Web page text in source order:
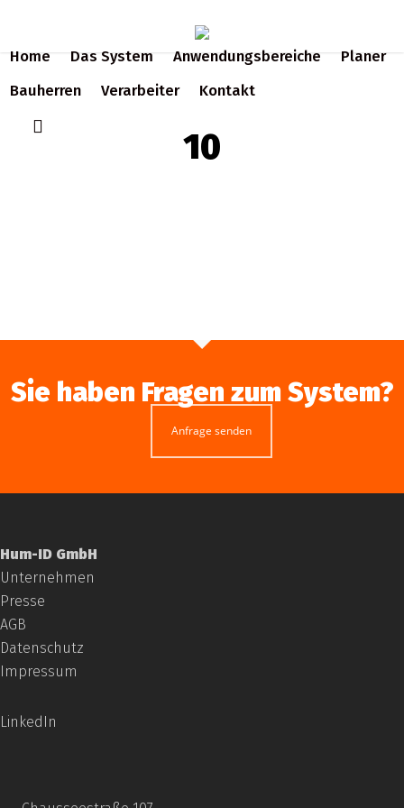
main
content
Home Das System Anwendungsbereiche
Planer
Bauherren
Verarbeiter Kontakt
10
Sie haben Fragen zum System?
Anfrage senden
Hum-ID GmbH
Unternehmen
Presse
AGB
Datenschutz
Impressum
LinkedIn